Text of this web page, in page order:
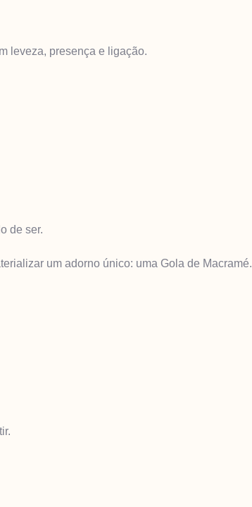
leveza, presença e ligação.
de ser.
um adorno único: uma Gola de Macramé.